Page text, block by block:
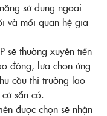
sử dụng ngoại
và mối quan hệ gia
sẽ thường xuyên tiến
động, lựa chọn ứng
cầu thị trường lao
sẵn có.
được chọn sẽ nhận